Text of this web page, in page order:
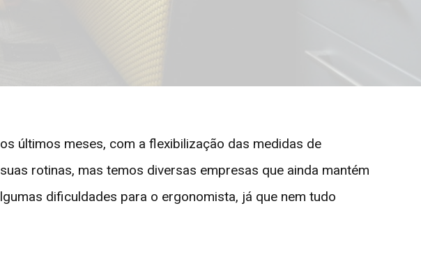
últimos meses, com a flexibilização das medidas de
rotinas, mas temos diversas empresas que ainda mantém
dificuldades para o ergonomista, já que nem tudo